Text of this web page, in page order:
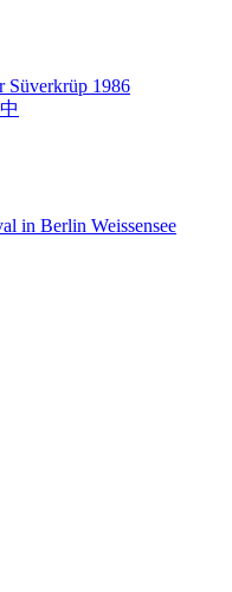
Süverkrüp 1986
in Berlin Weissensee